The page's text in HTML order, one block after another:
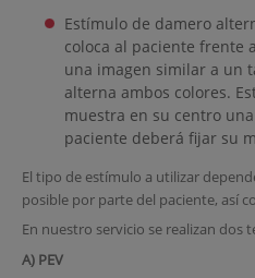
Estímulo de damero
coloca al paciente frente
una imagen similar a un
alterna ambos colores.
muestra en su centro
paciente deberá fijar su
El tipo de estímulo a utilizar
posible por parte del paciente, así
En nuestro servicio se realizan dos
A) PEV